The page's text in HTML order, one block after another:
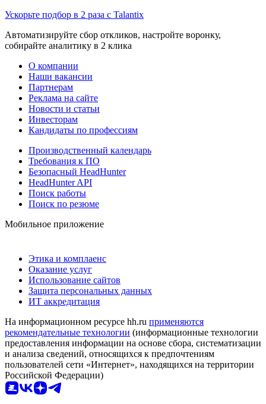
Ускорьте подбор в 2 раза с Talantix
Автоматизируйте сбор откликов, настройте воронку,
собирайте аналитику в 2 клика
О компании
Наши вакансии
Партнерам
Реклама на сайте
Новости и статьи
Инвесторам
Кандидаты по профессиям
Производственный календарь
Требования к ПО
Безопасный HeadHunter
HeadHunter API
Поиск работы
Поиск по резюме
Мобильное приложение
Этика и комплаенс
Оказание услуг
Использование сайтов
Защита персональных данных
ИТ аккредитация
На информационном ресурсе hh.ru применяются
рекомендательные технологии (информационные технологии
предоставления информации на основе сбора, систематизации
и анализа сведений, относящихся к предпочтениям
пользователей сети «Интернет», находящихся на территории
Российской Федерации)